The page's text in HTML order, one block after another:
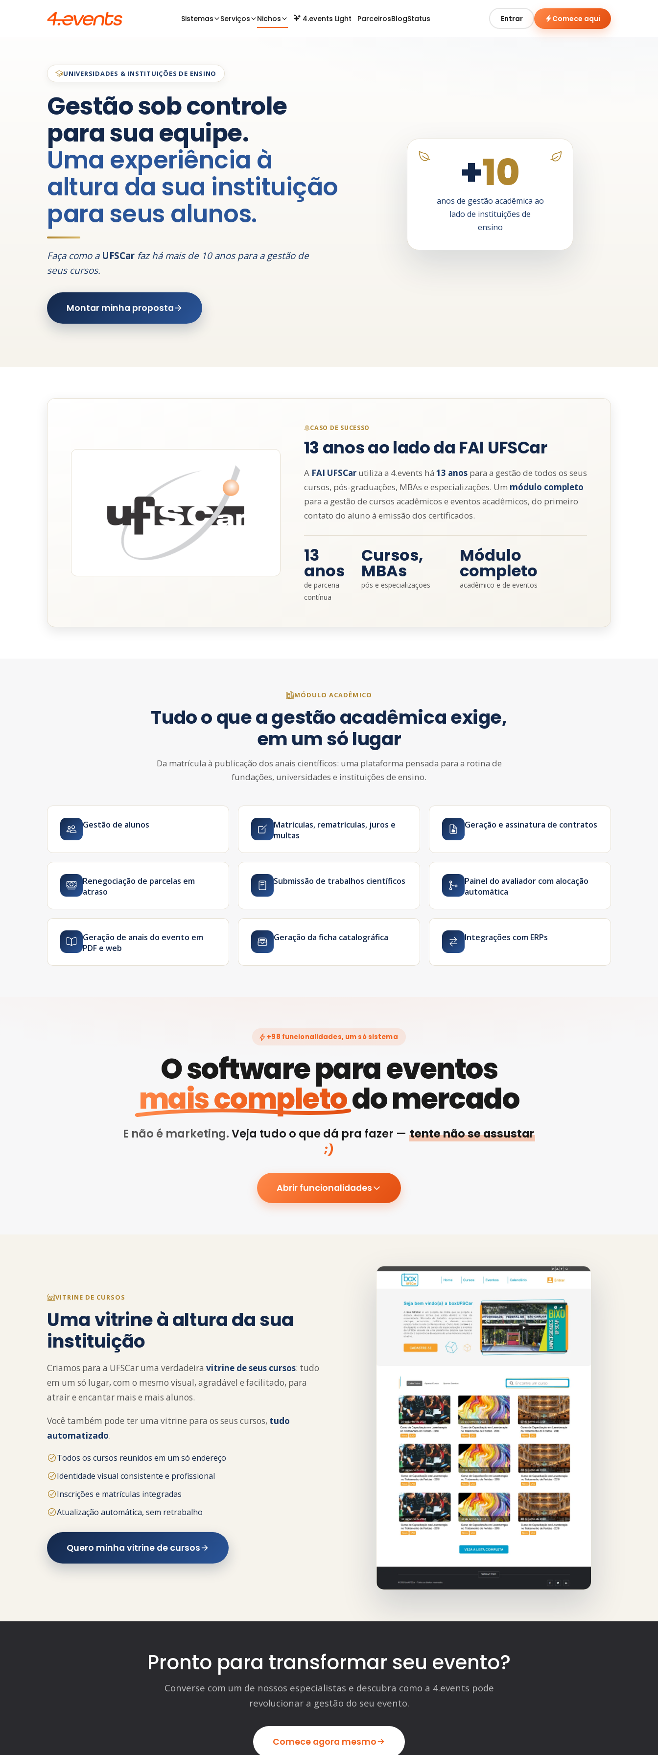
Sistemas Serviços Nichos 4.events Light ParceirosBlogStatus Entrar Comece aqui
UNIVERSIDADES & INSTITUIÇÕES DE ENSINO
Gestão sob controle
para sua equipe.
Uma experiência à
altura da sua instituição
para seus alunos.
Faça como a UFSCar faz há mais de 10 anos para a gestão de
seus cursos.
Montar minha proposta
+10
anos de gestão acadêmica ao
lado de instituições de
ensino
CASO DE SUCESSO
13 anos ao lado da FAI UFSCar
A FAI UFSCarutiliza a 4.events há 13 anospara a gestão de todos os seus
cursos, pós-graduações, MBAs e especializações. Um módulo completo
para a gestão de cursos acadêmicos e eventos acadêmicos, do primeiro
contato do aluno à emissão dos certificados.
13
anos
de parceria
contínua
Cursos,
MBAs
pós e especializações
Módulo
completo
acadêmico e de eventos
MÓDULO ACADÊMICO
Tudo o que a gestão acadêmica exige,
em um só lugar
Da matrícula à publicação dos anais científicos: uma plataforma pensada para a rotina de
fundações, universidades e instituições de ensino.
Gestão de alunos
Matrículas, rematrículas, juros e
multas
Geração e assinatura de contratos
Renegociação de parcelas em
atraso
Submissão de trabalhos científicos
Painel do avaliador com alocação
automática
Geração de anais do evento em
PDF e web
Geração da ficha catalográfica Integrações com ERPs
bolt +98 funcionalidades, um só sistema
O software para eventos
mais completodo mercado
E não é marketing.Veja tudo o que dá pra fazer — tente não se assustar
;)
Abrir funcionalidades
VITRINE DE CURSOS
Uma vitrine à altura da sua
instituição
Criamos para a UFSCar uma verdadeira vitrine de seus cursos: tudo
em um só lugar, com o mesmo visual, agradável e facilitado, para
atrair e encantar mais e mais alunos.
Você também pode ter uma vitrine para os seus cursos, tudo
automatizado.
Todos os cursos reunidos em um só endereço
Identidade visual consistente e profissional
Inscrições e matrículas integradas
Atualização automática, sem retrabalho
Quero minha vitrine de cursos
Pronto para transformar seu evento?
Converse com um de nossos especialistas e descubra como a 4.events pode
revolucionar a gestão do seu evento.
Comece agora mesmo